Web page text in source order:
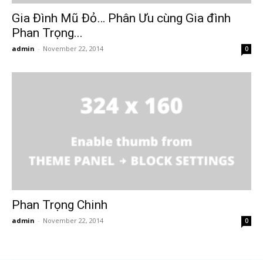
Gia Đình Mũ Đỏ… Phân Ưu cùng Gia đình
Phan Trọng...
admin - November 22, 2014 0
Phan Trọng Chinh
admin - November 22, 2014 0